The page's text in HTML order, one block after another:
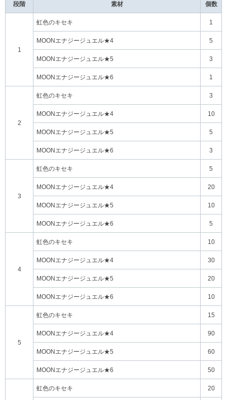
段階 素材 個数
1
虹色のキセキ 1
MOONエナジージュエル★4 5
MOONエナジージュエル★5 3
MOONエナジージュエル★6 1
2
虹色のキセキ 3
MOONエナジージュエル★4 10
MOONエナジージュエル★5 5
MOONエナジージュエル★6 3
3
虹色のキセキ 5
MOONエナジージュエル★4 20
MOONエナジージュエル★5 10
MOONエナジージュエル★6 5
4
虹色のキセキ 10
MOONエナジージュエル★4 30
MOONエナジージュエル★5 20
MOONエナジージュエル★6 10
5
虹色のキセキ 15
MOONエナジージュエル★4 90
MOONエナジージュエル★5 60
MOONエナジージュエル★6 50
虹色のキセキ 20